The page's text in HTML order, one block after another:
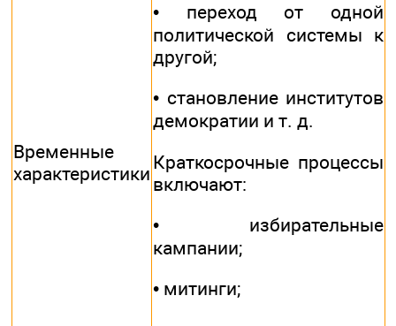
Временные
характеристики
• переход от одной
политической системы к
другой;
• становление институтов
демократии и т. д.
Краткосрочные процессы
включают:
• избирательные
кампании;
• митинги;